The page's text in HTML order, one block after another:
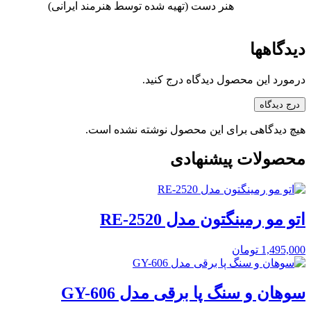
هنر دست (تهیه شده توسط هنرمند ایرانی)
دیدگاهها
درمورد این محصول دیدگاه درج کنید.
درج دیدگاه
هیچ دیدگاهی برای این محصول نوشته نشده است.
محصولات پیشنهادی
اتو مو رمینگتون مدل RE-2520
1,495,000 تومان
سوهان و سنگ پا برقی مدل GY-606